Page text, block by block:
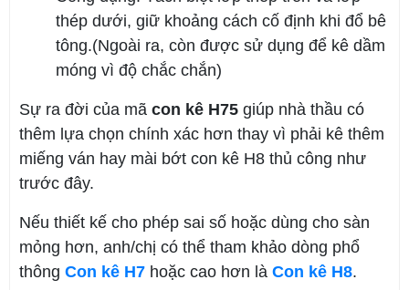
thép dưới, giữ khoảng cách cố định khi đổ bê
tông.(Ngoài ra, còn được sử dụng để kê dầm
móng vì độ chắc chắn)
Sự ra đời của mã con kê H75 giúp nhà thầu có
thêm lựa chọn chính xác hơn thay vì phải kê thêm
miếng ván hay mài bớt con kê H8 thủ công như
trước đây.
Nếu thiết kế cho phép sai số hoặc dùng cho sàn
mỏng hơn, anh/chị có thể tham khảo dòng phổ
thông Con kê H7 hoặc cao hơn là Con kê H8.